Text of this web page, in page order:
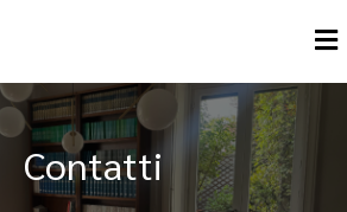
Contatti